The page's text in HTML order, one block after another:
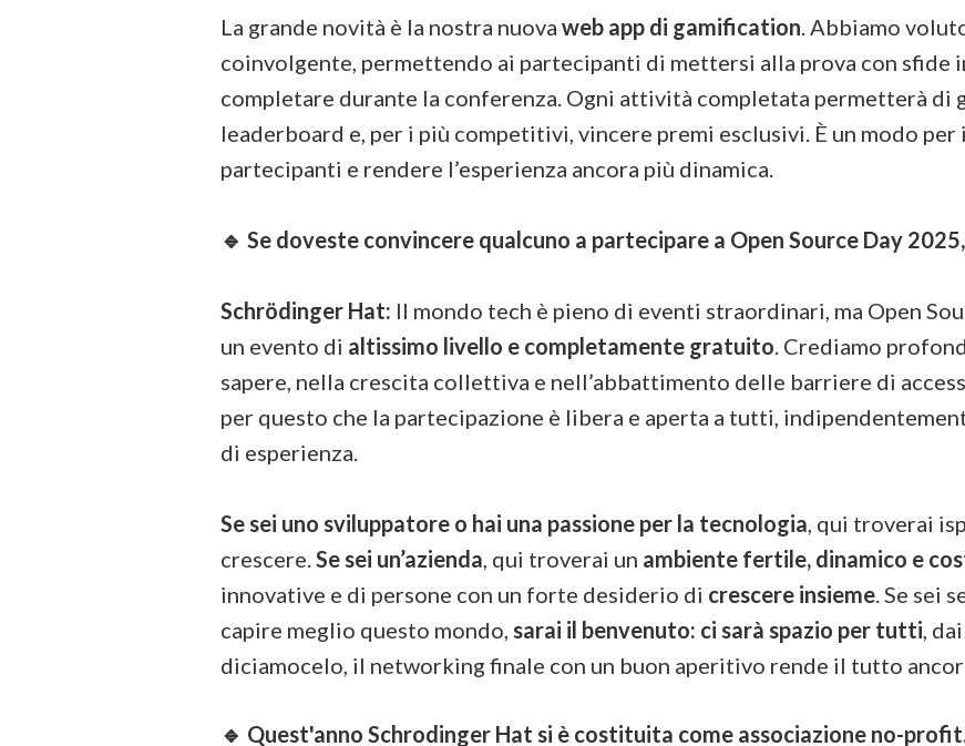
La grande novità è la nostra nuovaweb app di gamification. Abbiamo
coinvolgente, permettendo ai partecipanti di mettersi alla prova con sfide
completare durante la conferenza. Ogni attività completata permetterà di
leaderboard e, per i più competitivi, vincere premi esclusivi. È un modo
partecipanti e rendere l’esperienza ancora più dinamica.
🔹 Se doveste convincere qualcuno a partecipare a Open Source Day
Schrödinger Hat: Il mondo tech è pieno di eventi straordinari, ma Open
un evento di altissimo livello e completamente gratuito. Crediamo
sapere, nella crescita collettiva e nell’abbattimento delle barriere di
per questo che la partecipazione è libera e aperta a tutti,
di esperienza.
Se sei uno sviluppatore o hai una passione per la tecnologia, qui troverai
crescere.Se sei un’azienda, qui troverai un ambiente fertile, dinamico e
innovative e di persone con un forte desiderio di crescere insieme. Se sei
capire meglio questo mondo,sarai il benvenuto: ci sarà spazio per tutti,
diciamocelo, il networking finale con un buon aperitivo rende il tutto
🔹 Quest'anno Schrodinger Hat si è costituita come associazione no-